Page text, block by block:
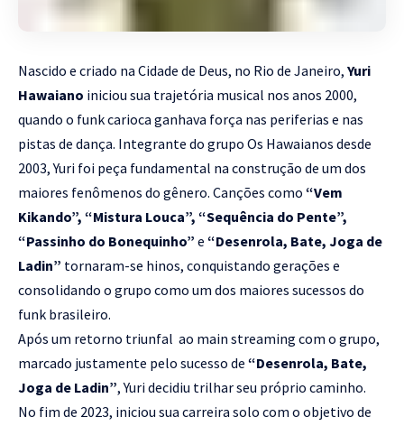
Nascido e criado na Cidade de Deus, no Rio de Janeiro, Yuri
Hawaiano iniciou sua trajetória musical nos anos 2000,
quando o funk carioca ganhava força nas periferias e nas
pistas de dança. Integrante do grupo Os Hawaianos desde
2003, Yuri foi peça fundamental na construção de um dos
maiores fenômenos do gênero. Canções como “Vem
Kikando”, “Mistura Louca”, “Sequência do Pente”,
“Passinho do Bonequinho” e “Desenrola, Bate, Joga de
Ladin” tornaram-se hinos, conquistando gerações e
consolidando o grupo como um dos maiores sucessos do
funk brasileiro.
Após um retorno triunfal ao main streaming com o grupo,
marcado justamente pelo sucesso de “Desenrola, Bate,
Joga de Ladin”, Yuri decidiu trilhar seu próprio caminho.
No fim de 2023, iniciou sua carreira solo com o objetivo de